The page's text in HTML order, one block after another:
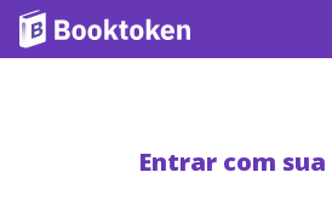
Entrar com